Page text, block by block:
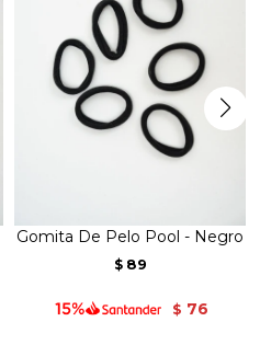
Gomita De Pelo Pool - Negro
$ 89
$ 76